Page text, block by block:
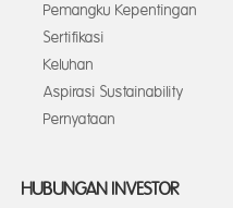
Pemangku Kepentingan
Sertifikasi
Keluhan
Aspirasi Sustainability
Pernyataan
HUBUNGAN INVESTOR